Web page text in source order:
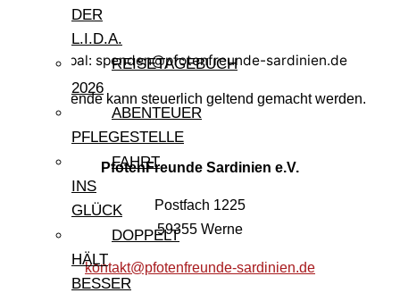
DER
L.I.D.A.
REISETAGEBUCH
2026
ABENTEUER
PFLEGESTELLE
FAHRT
INS
GLÜCK
DOPPELT
HÄLT
BESSER
Paypal: spenden@pfotenfreunde-sardinien.de
Ihre Spende kann steuerlich geltend gemacht werden.
PfotenFreunde Sardinien e.V.
Postfach 1225
59355 Werne
kontakt@pfotenfreunde-sardinien.de